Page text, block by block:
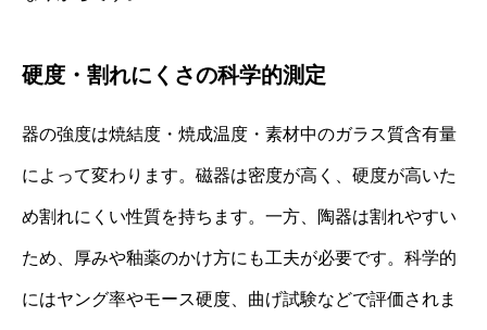
硬度・割れにくさの科学的測定
器の強度は焼結度・焼成温度・素材中のガラス質含有量
によって変わります。磁器は密度が高く、硬度が高いた
め割れにくい性質を持ちます。一方、陶器は割れやすい
ため、厚みや釉薬のかけ方にも工夫が必要です。科学的
にはヤング率やモース硬度、曲げ試験などで評価されま